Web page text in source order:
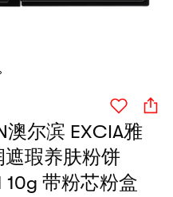
澳尔滨 EXCIA雅
瑕养肤粉饼
10g 带粉芯粉盒